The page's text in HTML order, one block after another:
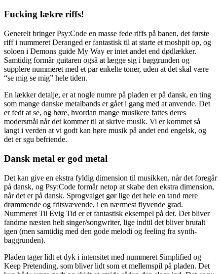
Fucking lækre riffs!
Generelt bringer Psy:Code en masse fede riffs på banen, det første
riff i nummeret Deranged er fantastisk til at starte et moshpit op, og
soloen i Demons guide My Way er intet andet end dødlækker.
Samtidig formår guitaren også at lægge sig i baggrunden og
supplere nummeret med et par enkelte toner, uden at det skal være
“se mig se mig” hele tiden.
En lækker detalje, er at nogle numre på pladen er på dansk, en ting
som mange danske metalbands er gået i gang med at anvende. Det
er fedt at se, og høre, hvordan mange musikere fattes deres
modersmål når det kommer til at skrive musik. Vi er kommet så
langt i verden at vi godt kan høre musik på andet end engelsk, og
det er sgu befriende.
Dansk metal er god metal
Det kan give en ekstra fyldig dimension til musikken, når det foregår
på dansk, og Psy:Code formår netop at skabe den ekstra dimension,
når det er på dansk. Sprogvalget gør lige det hele en tand mere
drømmende og fritsvævende, i en nærmest flyvende grad.
Nummeret Til Evig Tid er et fantastisk eksempel på det. Det bliver
fandme næsten helt singer/songwriter, lige indtil det bliver brutalt
igen (men samtidig med den gode melodi og feeling fra synth-
baggrunden).
Pladen tager lidt et dyk i intensitet med nummeret Simplified og
Keep Pretending, som bliver lidt som et mellemspil på pladen. Det